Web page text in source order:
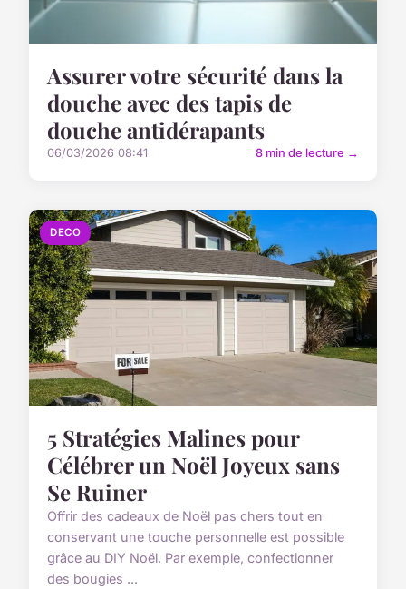
Assurer votre sécurité dans la
douche avec des tapis de
douche antidérapants
06/03/2026 08:41 8 min de lecture →
DECO
5 Stratégies Malines pour
Célébrer un Noël Joyeux sans
Se Ruiner
Offrir des cadeaux de Noël pas chers tout en
conservant une touche personnelle est possible
grâce au DIY Noël. Par exemple, confectionner
des bougies ...